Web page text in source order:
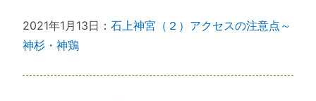
2021年1月13日：石上神宮（２）アクセスの注意点～
神杉・神鶏